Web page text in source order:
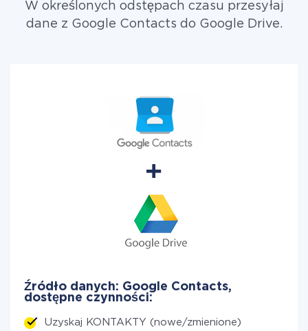
W określonych odstępach czasu przesyłaj
dane z Google Contacts do Google Drive.
Źródło danych: Google Contacts,
dostępne czynności:
Uzyskaj KONTAKTY (nowe/zmienione)